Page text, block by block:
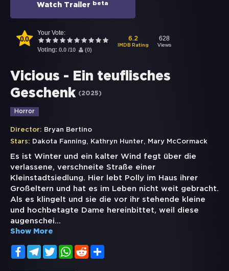
Watch Trailer beta
0.0
Your Vote:
Voting: 0.0 /10 (0)
6.2
IMDB Rating
628
Views
Vicious - Ein teuflisches
Geschenk (2025)
Horror
Director: Bryan Bertino
Stars: Dakota Fanning, Kathryn Hunter, Mary McCormack
Es ist Winter und ein kalter Wind fegt über die
verlassene, verschneite Straße einer
Kleinstadtsiedlung. Hier lebt Polly im Haus ihrer
Großeltern und hat es im Leben nicht weit gebracht.
Als es klingelt und sie die vor ihr stehende kleine
und hochbetagte Dame hereinbittet, weil diese
augenschei...
Show More
FacebookTelegramTwitterWhatsApp
Reddit